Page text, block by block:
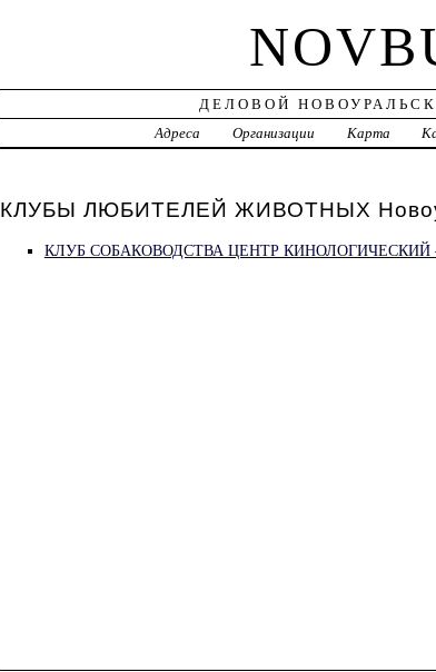
ДЕЛОВОЙ
Адреса
Организации Карта
КЛУБЫ ЛЮБИТЕЛЕЙ ЖИВОТНЫХ
КЛУБ СОБАКОВОДСТВА ЦЕНТР КИНОЛОГИЧЕСКИЙ